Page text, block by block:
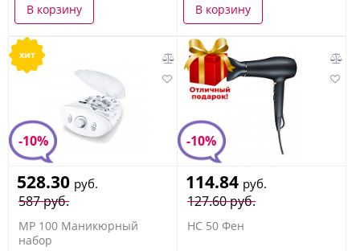
В корзину В корзину
хит
-10%
587 руб.
528.30 руб.
MP 100 Маникюрный
набор
-10%
127.60 руб.
114.84 руб.
HC 50 Фен